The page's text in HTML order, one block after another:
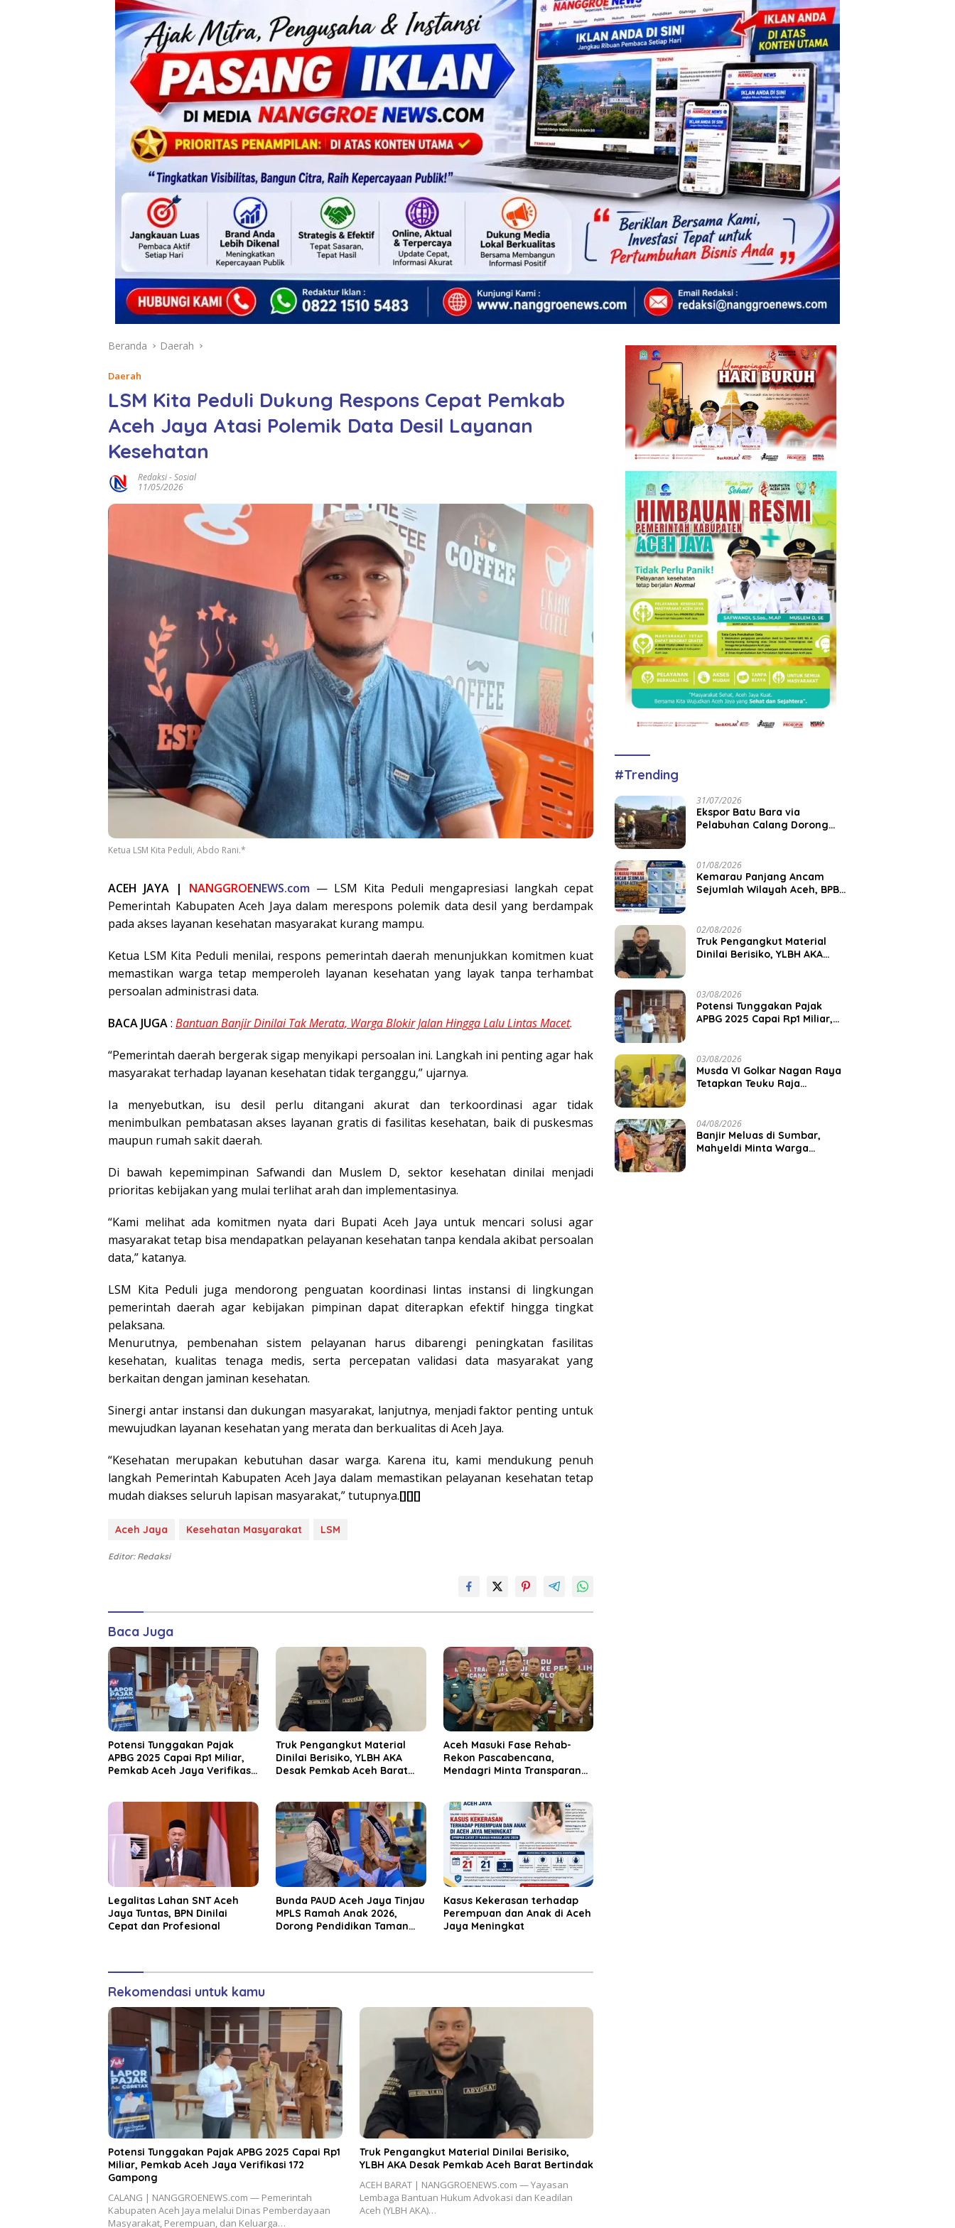
Beranda Daerah
Daerah
LSM Kita Peduli Dukung Respons Cepat Pemkab
Aceh Jaya Atasi Polemik Data Desil Layanan
Kesehatan
Redaksi-Sosial
11/05/2026
Ketua LSM Kita Peduli, Abdo Rani.*
ACEH JAYA | NANGGROENEWS.com — LSM Kita Peduli mengapresiasi langkah cepat
Pemerintah Kabupaten Aceh Jaya dalam merespons polemik data desil yang berdampak
pada akses layanan kesehatan masyarakat kurang mampu.
Ketua LSM Kita Peduli menilai, respons pemerintah daerah menunjukkan komitmen kuat
memastikan warga tetap memperoleh layanan kesehatan yang layak tanpa terhambat
persoalan administrasi data.
BACA JUGA: Bantuan Banjir Dinilai Tak Merata, Warga Blokir Jalan Hingga Lalu Lintas Macet.
“Pemerintah daerah bergerak sigap menyikapi persoalan ini. Langkah ini penting agar hak
masyarakat terhadap layanan kesehatan tidak terganggu,” ujarnya.
Ia menyebutkan, isu desil perlu ditangani akurat dan terkoordinasi agar tidak
menimbulkan pembatasan akses layanan gratis di fasilitas kesehatan, baik di puskesmas
maupun rumah sakit daerah.
Di bawah kepemimpinan Safwandi dan Muslem D, sektor kesehatan dinilai menjadi
prioritas kebijakan yang mulai terlihat arah dan implementasinya.
“Kami melihat ada komitmen nyata dari Bupati Aceh Jaya untuk mencari solusi agar
masyarakat tetap bisa mendapatkan pelayanan kesehatan tanpa kendala akibat persoalan
data,” katanya.
LSM Kita Peduli juga mendorong penguatan koordinasi lintas instansi di lingkungan
pemerintah daerah agar kebijakan pimpinan dapat diterapkan efektif hingga tingkat
pelaksana.
Menurutnya, pembenahan sistem pelayanan harus dibarengi peningkatan fasilitas
kesehatan, kualitas tenaga medis, serta percepatan validasi data masyarakat yang
berkaitan dengan jaminan kesehatan.
Sinergi antar instansi dan dukungan masyarakat, lanjutnya, menjadi faktor penting untuk
mewujudkan layanan kesehatan yang merata dan berkualitas di Aceh Jaya.
“Kesehatan merupakan kebutuhan dasar warga. Karena itu, kami mendukung penuh
langkah Pemerintah Kabupaten Aceh Jaya dalam memastikan pelayanan kesehatan tetap
mudah diakses seluruh lapisan masyarakat,” tutupnya.[][][]
Aceh Jaya Kesehatan Masyarakat LSM
Editor: Redaksi
Baca Juga
Potensi Tunggakan Pajak
APBG 2025 Capai Rp1 Miliar,
Pemkab Aceh Jaya Verifikasi
Truk Pengangkut Material
Dinilai Berisiko, YLBH AKA
Desak Pemkab Aceh Barat
Aceh Masuki Fase Rehab-
Rekon Pascabencana,
Mendagri Minta Transparan
Legalitas Lahan SNT Aceh
Jaya Tuntas, BPN Dinilai
Cepat dan Profesional
Bunda PAUD Aceh Jaya Tinjau
MPLS Ramah Anak 2026,
Dorong Pendidikan Taman
Kasus Kekerasan terhadap
Perempuan dan Anak di Aceh
Jaya Meningkat
Rekomendasi untuk kamu
Potensi Tunggakan Pajak APBG 2025 Capai Rp1
Miliar, Pemkab Aceh Jaya Verifikasi 172
Gampong
CALANG | NANGGROENEWS.com — Pemerintah
Kabupaten Aceh Jaya melalui Dinas Pemberdayaan
Masyarakat, Perempuan, dan Keluarga…
Truk Pengangkut Material Dinilai Berisiko,
YLBH AKA Desak Pemkab Aceh Barat Bertindak
ACEH BARAT | NANGGROENEWS.com — Yayasan
Lembaga Bantuan Hukum Advokasi dan Keadilan
Aceh (YLBH AKA)…
#Trending
31/07/2026
‎Ekspor Batu Bara via
Pelabuhan Calang Dorong
Lokal
01/08/2026
Kemarau Panjang Ancam
Sejumlah Wilayah Aceh, BPBK
02/08/2026
Truk Pengangkut Material
Dinilai Berisiko, YLBH AKA
03/08/2026
Potensi Tunggakan Pajak
APBG 2025 Capai Rp1 Miliar,
03/08/2026
Musda VI Golkar Nagan Raya
Tetapkan Teuku Raja
04/08/2026
Banjir Meluas di Sumbar,
Mahyeldi Minta Warga